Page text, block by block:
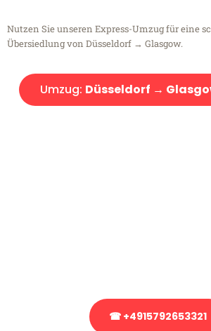
Nutzen Sie unseren Express-Umzug für eine
Übersiedlung von Düsseldorf → Glasgow.
Umzug: Düsseldorf →
☎ +4915792653321